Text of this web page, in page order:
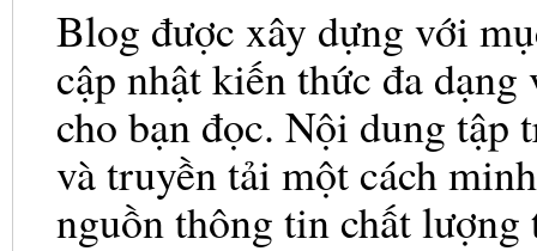
Blog được xây dựng với
cập nhật kiến thức đa
cho bạn đọc. Nội dung tập
và truyền tải một cách
nguồn thông tin chất